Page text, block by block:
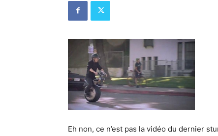
Eh non, ce n’est pas la vidéo du dernier